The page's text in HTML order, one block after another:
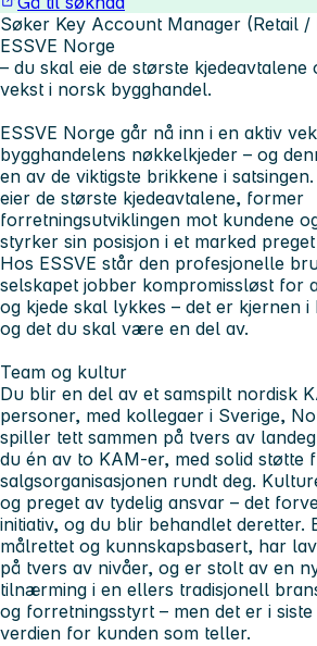
Søker Key Account Manager (Retail /
ESSVE Norge
– du skal eie de største
vekst i norsk bygghandel.
ESSVE Norge går nå inn i en aktiv
bygghandelens nøkkelkjeder – og
en av de viktigste brikkene i
eier de største kjedeavtalene, former
forretningsutviklingen mot kundene
styrker sin posisjon i et marked
Hos ESSVE står den profesjonelle
selskapet jobber kompromissløst for
og kjede skal lykkes – det er kjernen i
og det du skal være en del av.
Team og kultur
Du blir en del av et samspilt nordisk
personer, med kollegaer i Sverige,
spiller tett sammen på tvers av
du én av to KAM-er, med solid støtte
salgsorganisasjonen rundt deg.
og preget av tydelig ansvar – det
initiativ, og du blir behandlet deretter.
målrettet og kunnskapsbasert, har
på tvers av nivåer, og er stolt av en
tilnærming i en ellers tradisjonell
og forretningsstyrt – men det er i
verdien for kunden som teller.